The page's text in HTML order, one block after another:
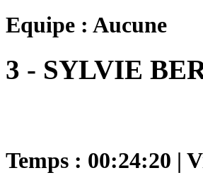
Equipe : Aucune
3 - SYLVIE
Temps : 00:24:20 |